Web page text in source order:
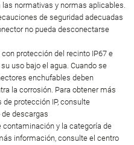
normativas y normas aplicables.
de seguridad adecuadas
no pueda desconectarse
protección del recinto IP67 e
uso bajo el agua. Cuando se
enchufables deben
la corrosión. Para obtener más
protección IP, consulte
descargas
contaminación y la categoría de
información, consulte el centro